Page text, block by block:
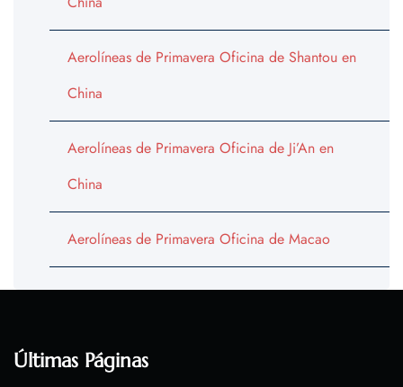
Aerolíneas de Primavera Oficina de Shantou en
China
Aerolíneas de Primavera Oficina de Ji’An en
China
Aerolíneas de Primavera Oficina de Macao
Últimas Páginas